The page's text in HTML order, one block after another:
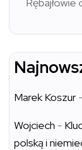
Marek Koszur -
Wojciech -
polską i